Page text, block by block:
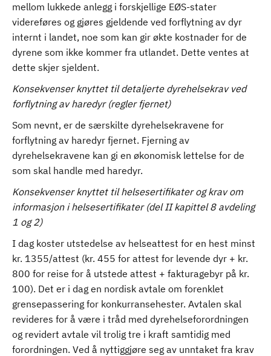
mellom lukkede anlegg i forskjellige EØS-stater
videreføres og gjøres gjeldende ved forflytning av dyr
internt i landet, noe som kan gir økte kostnader for de
dyrene som ikke kommer fra utlandet. Dette ventes at
dette skjer sjeldent.
Konsekvenser knyttet til detaljerte dyrehelsekrav ved
forflytning av haredyr (regler fjernet)
Som nevnt, er de særskilte dyrehelsekravene for
forflytning av haredyr fjernet. Fjerning av
dyrehelsekravene kan gi en økonomisk lettelse for de
som skal handle med haredyr.
Konsekvenser knyttet til helsesertifikater og krav om
informasjon i helsesertifikater (del II kapittel 8 avdeling
1 og 2)
I dag koster utstedelse av helseattest for en hest minst
kr. 1355/attest (kr. 455 for attest for levende dyr + kr.
800 for reise for å utstede attest + fakturagebyr på kr.
100). Det er i dag en nordisk avtale om forenklet
grensepassering for konkurransehester. Avtalen skal
revideres for å være i tråd med dyrehelseforordningen
og revidert avtale vil trolig tre i kraft samtidig med
forordningen. Ved å nyttiggjøre seg av unntaket fra krav